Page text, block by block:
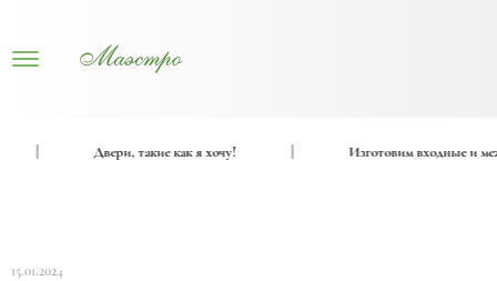
Двери, такие как я хочу! Изготовим входные и
15.01.2024